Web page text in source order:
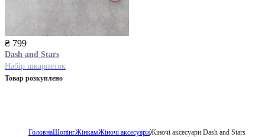
₴ 799
Dash and Stars
Набір шкарпеток
Товар розкуплено
ГоловнаШопінгЖінкамЖіночі аксесуариЖіночі аксесуари Dash and Stars